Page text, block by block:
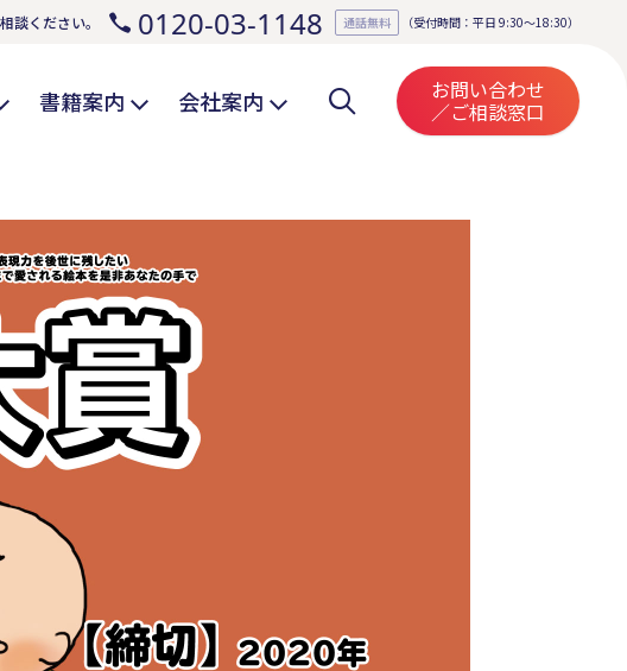
ください。 0120-03-1148 通話無料 （受付時間：平日 9:30～18:30）
書籍案内 会社案内 お問い合わせ
／ご相談窓口